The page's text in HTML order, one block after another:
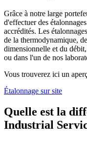
Grâce à notre large
d'effectuer des
accrédités. Les
de la thermodynamique,
dimensionnelle et du
ou dans l'un de nos
Vous trouverez ici un
Étalonnage sur site
Quelle est la
Industrial